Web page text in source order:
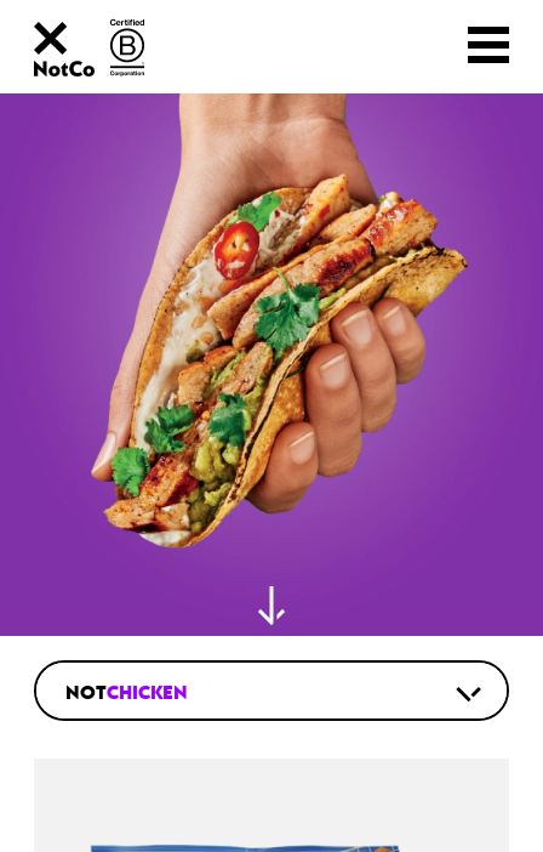
NOTCHICKEN